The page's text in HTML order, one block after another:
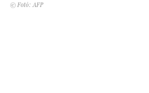
© Fotó: AFP